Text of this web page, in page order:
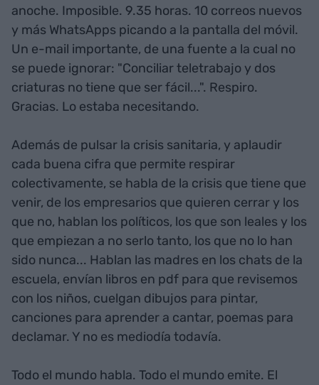
anoche. Imposible. 9.35 horas. 10 correos nuevos
y más WhatsApps picando a la pantalla del móvil.
Un e-mail importante, de una fuente a la cual no
se puede ignorar: "Conciliar teletrabajo y dos
criaturas no tiene que ser fácil...". Respiro.
Gracias. Lo estaba necesitando.
Además de pulsar la crisis sanitaria, y aplaudir
cada buena cifra que permite respirar
colectivamente, se habla de la crisis que tiene que
venir, de los empresarios que quieren cerrar y los
que no, hablan los políticos, los que son leales y los
que empiezan a no serlo tanto, los que no lo han
sido nunca... Hablan las madres en los chats de la
escuela, envían libros en pdf para que revisemos
con los niños, cuelgan dibujos para pintar,
canciones para aprender a cantar, poemas para
declamar. Y no es mediodía todavía.
Todo el mundo habla. Todo el mundo emite. El